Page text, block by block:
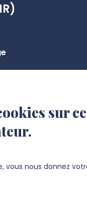
sur
vous nous donnez